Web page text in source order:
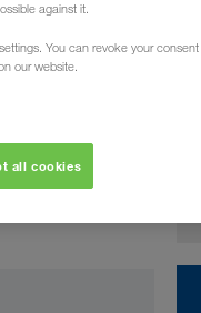
wij het
service
against it.
You can revoke your
our website.
all cookies